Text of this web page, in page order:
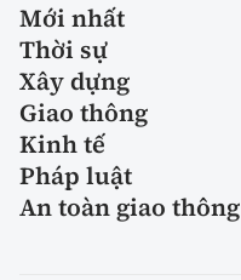
Mới nhất
Thời sự
Xây dựng
Giao thông
Kinh tế
Pháp luật
An toàn giao thông